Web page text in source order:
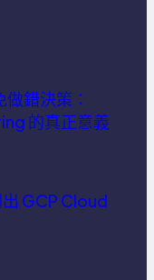
錯決策：
的真正意義
GCP Cloud